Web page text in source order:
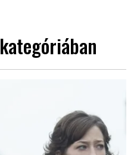
kategóriában